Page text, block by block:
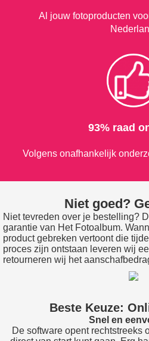
Al jouw fotoproducten
93% raad
Volgens onafhankelijk
Niet goed?
Niet tevreden over je bestelling?
garantie van Het Fotoalbum.
product gebreken vertoont die
proces zijn ontstaan leveren wij
retourneren wij het
Beste Keuze:
Snel en
De software opent rechtstreeks